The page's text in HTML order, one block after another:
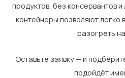
продуктов, без консервантов
контейнеры позволяют легко
разогреть
Оставьте заявку — и
подойдёт